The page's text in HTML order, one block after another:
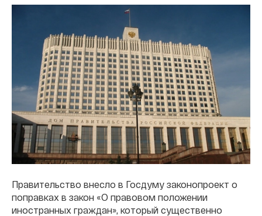
Правительство внесло в Госдуму законопроект о
поправках в закон «О правовом положении
иностранных граждан», который существенно